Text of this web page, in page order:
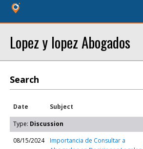
Lopez y lopez Abogados
Search
Date Subject
Type: Discussion
08/15/2024
Importancia de Consultar a